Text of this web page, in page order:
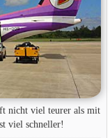
nicht viel teurer als mit
viel schneller!